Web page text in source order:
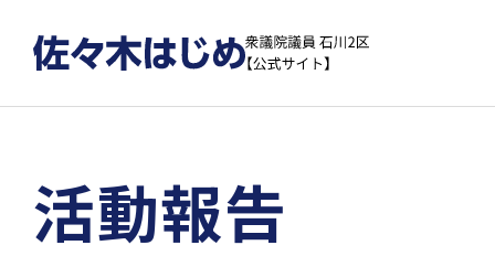
活動報告